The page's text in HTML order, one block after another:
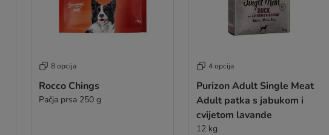
8 opcija
Rocco Chings
Pačja prsa 250 g
4 opcija
Purizon Adult Single Meat
Adult patka s jabukom i
cvijetom lavande
12 kg